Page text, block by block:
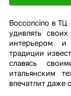
Bocconcino в ТЦ
удивлять
интерьером и
традиции
славясь
итальянским
впечатлит даже